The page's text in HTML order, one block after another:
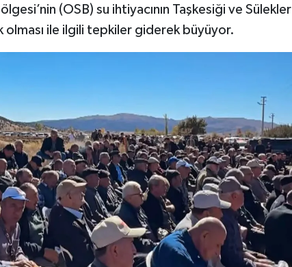
(OSB) su ihtiyacının Taşkesiği ve Sülekler
olması ile ilgili tepkiler giderek büyüyor.